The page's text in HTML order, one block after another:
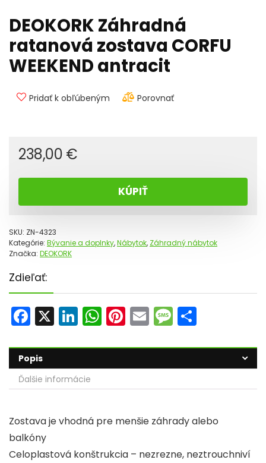
DEOKORK Záhradná
ratanová zostava CORFU
WEEKEND antracit
Pridať k obľúbeným Porovnať
238,00 €
KÚPIŤ
SKU: ZN-4323
Kategórie: Bývanie a doplnky,Nábytok, Záhradný nábytok
Značka: DEOKORK
Zdieľať:
F
a
c
e
b
o
k
X Li
n
k
e
dI
n
W
h
a
ts
A
p
Pi
nt
er
e
st
E
m
ai
l
M
e
s
s
a
g
e
ar
e
Popis
Ďalšie informácie
Zostava je vhodná pre menšie záhrady alebo
balkóny
Celoplastová konštrukcia – nezrezne, neztrouchniví